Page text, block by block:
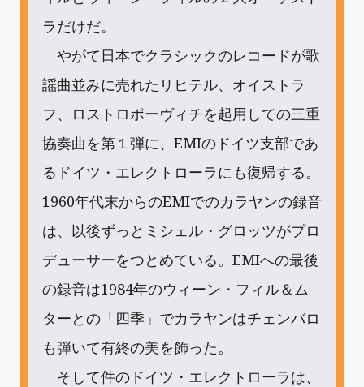
ラだけだ。
やがて日本でクラシックのレコードが歌
謡曲並みに売れたリヒテル、オイストラ
フ、ロストロポーヴィチを起用しての三重
協奏曲を第１弾に、EMIのドイツ支部であ
るドイツ・エレクトローラにも復帰する。
1960年代末からのEMIでのカラヤンの録音
は、以後ずっとミシェル・グロッツがプロ
デューサーをつとめている。EMIへの最後
の録音は1984年のウィーン・フィル＆ム
ターとの「四季」でカラヤンはチェンバロ
も弾いて有終の美を飾った。
そして件のドイツ・エレクトローラは、